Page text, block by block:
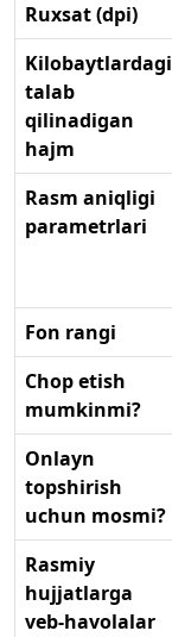
Ruxsat (dpi)
Kilobaytlardagi
talab
qilinadigan
hajm
Rasm aniqligi
parametrlari
Fon rangi
Chop etish
mumkinmi?
Onlayn
topshirish
uchun mosmi?
Rasmiy
hujjatlarga
veb-havolalar